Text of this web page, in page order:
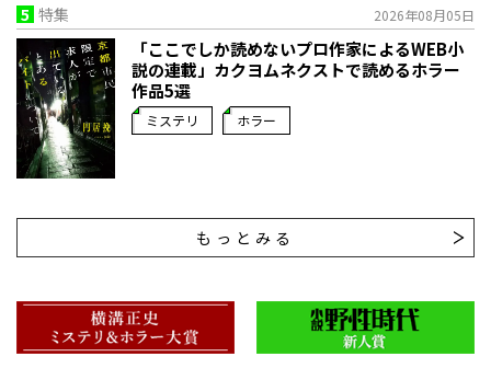
5 特集 2026年08月05日
「ここでしか読めないプロ作家によるWEB小
説の連載」――カクヨムネクストで読めるホラー
作品5選
ミステリ ホラー
もっとみる